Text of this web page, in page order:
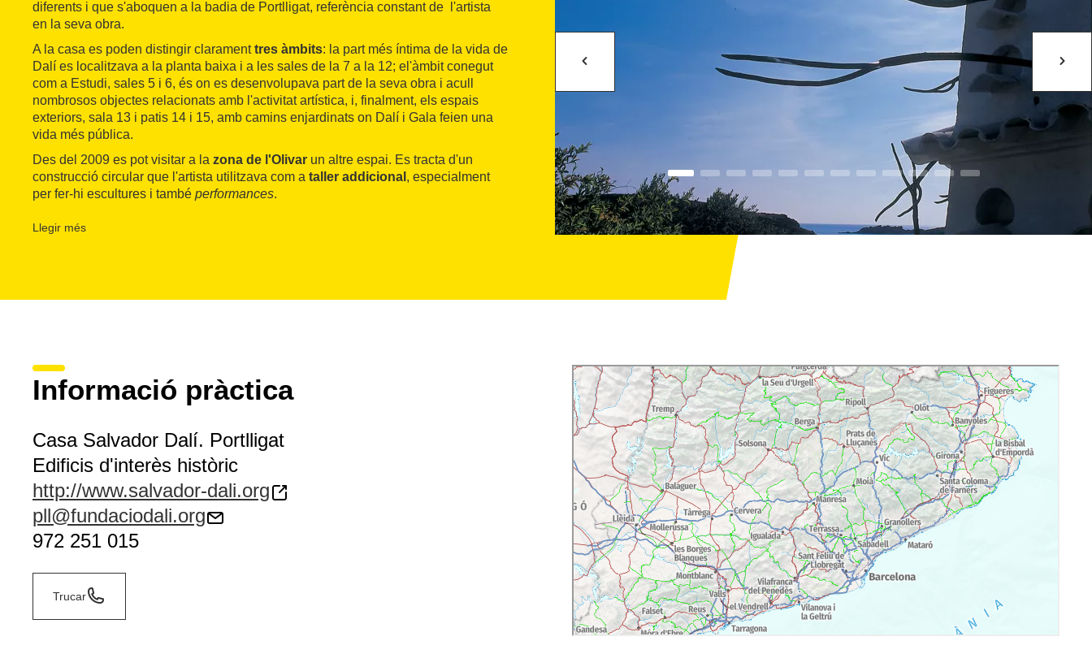
diferents i que s'aboquen a la badia de Portlligat, referència constant de l'artista
en la seva obra.
A la casa es poden distingir claramenttres àmbits: la part més íntima de la vida de
Dalí es localitzava a la planta baixa i a les sales de la 7 a la 12; el'àmbit conegut
com a Estudi, sales 5 i 6, és on es desenvolupava part de la seva obra i acull
nombrosos objectes relacionats amb l'activitat artística, i, finalment, els espais
exteriors, sala 13 i patis 14 i 15, amb camins enjardinats on Dalí i Gala feien una
vida més pública.
Des del 2009 es pot visitar a la zona de l'Olivar un altre espai. Es tracta d'un
construcció circular que l'artista utilitzava com a taller addicional , especialment
per fer-hi escultures i també performances.
Llegir més
Informació pràctica
Casa Salvador Dalí. Portlligat
Edificis d'interès històric
http://www.salvador-dali.org
pll@fundaciodali.org
972 251 015
Trucar